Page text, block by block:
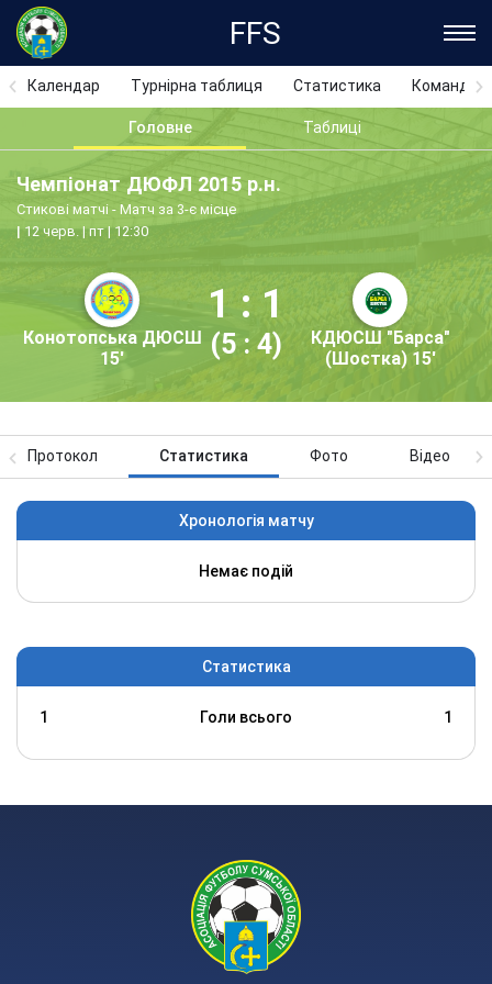
FFS
Календар Турнірна таблиця Статистика Команди
Головне Таблиці
Чемпіонат ДЮФЛ 2015 р.н.
Стикові матчі - Матч за 3-є місце
Конотопська ДЮСШ
15'
1 : 1
(5 : 4)
КДЮСШ "Барса"
(Шостка) 15'
12 черв. | пт | 12:30
Протокол Статистика Фото Відео
Хронологія матчу
Немає подій
Статистика
1 Голи всього 1